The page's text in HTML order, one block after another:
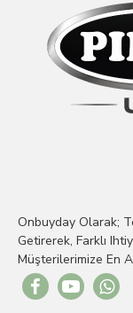
Onbuyday Olarak;
Getirerek, Farklı
Müşterilerimize En